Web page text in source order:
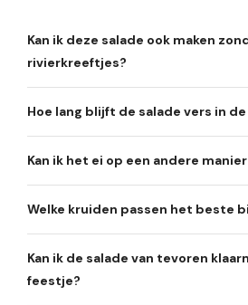
Kan ik deze salade ook maken
rivierkreeftjes?
Hoe lang blijft de salade vers in
Kan ik het ei op een andere
Welke kruiden passen het beste
Kan ik de salade van tevoren
feestje?